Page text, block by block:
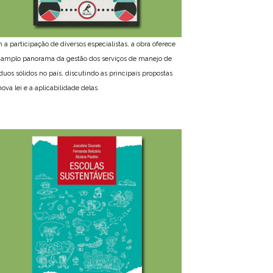
a participação de diversos especialistas, a obra oferece
panorama da gestão dos serviços de manejo de
sólidos no país, discutindo as principais propostas
lei e a aplicabilidade delas.